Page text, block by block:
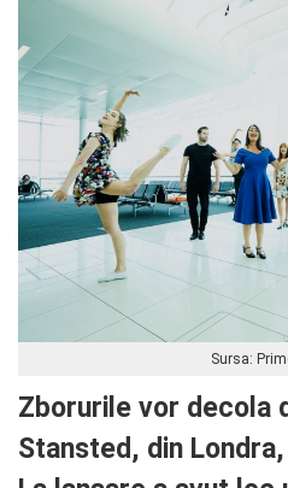
Sursa:
Zborurile vor decola
Stansted, din